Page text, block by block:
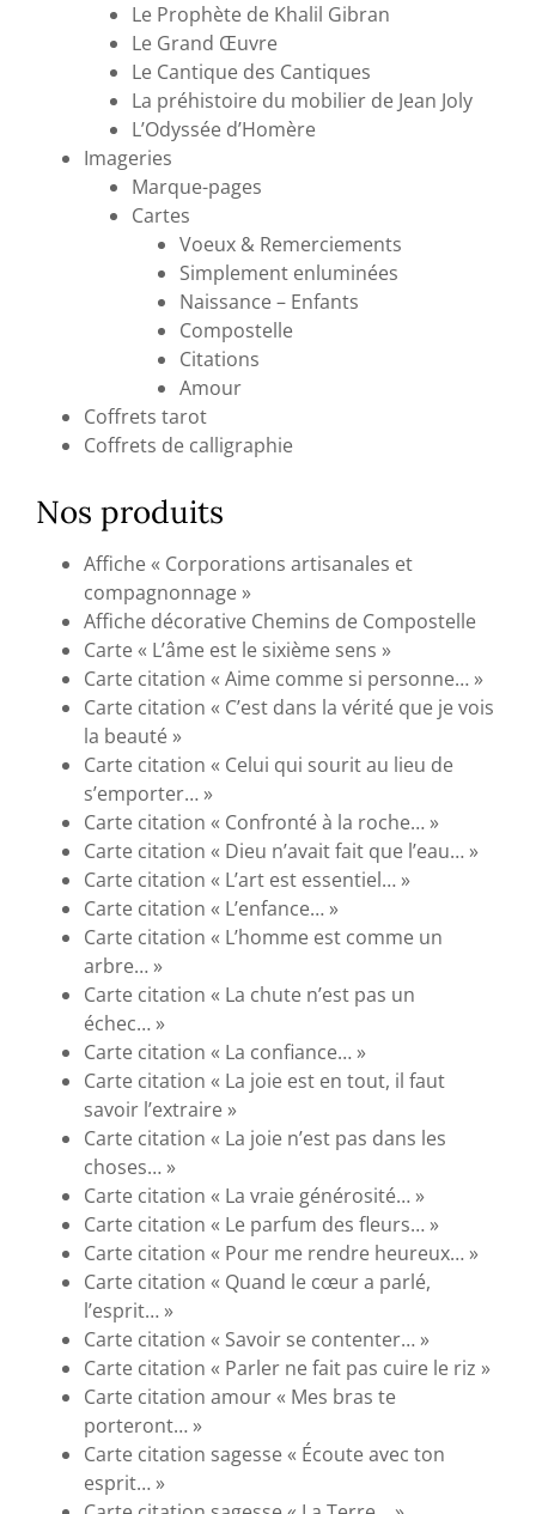
Le Prophète de Khalil Gibran
Le Grand Œuvre
Le Cantique des Cantiques
La préhistoire du mobilier de Jean Joly
L’Odyssée d’Homère
Imageries
Marque-pages
Cartes
Voeux & Remerciements
Simplement enluminées
Naissance – Enfants
Compostelle
Citations
Amour
Coffrets tarot
Coffrets de calligraphie
Nos produits
Affiche « Corporations artisanales et
compagnonnage »
Affiche décorative Chemins de Compostelle
Carte « L’âme est le sixième sens »
Carte citation « Aime comme si personne… »
Carte citation « C’est dans la vérité que je vois
la beauté »
Carte citation « Celui qui sourit au lieu de
s’emporter… »
Carte citation « Confronté à la roche… »
Carte citation « Dieu n’avait fait que l’eau… »
Carte citation « L’art est essentiel… »
Carte citation « L’enfance… »
Carte citation « L’homme est comme un
arbre… »
Carte citation « La chute n’est pas un
échec… »
Carte citation « La confiance… »
Carte citation « La joie est en tout, il faut
savoir l’extraire »
Carte citation « La joie n’est pas dans les
choses… »
Carte citation « La vraie générosité… »
Carte citation « Le parfum des fleurs… »
Carte citation « Pour me rendre heureux… »
Carte citation « Quand le cœur a parlé,
l’esprit… »
Carte citation « Savoir se contenter… »
Carte citation « Parler ne fait pas cuire le riz »
Carte citation amour « Mes bras te
porteront… »
Carte citation sagesse « Écoute avec ton
esprit… »